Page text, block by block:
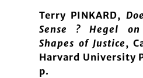
Terry PINKARD,
Sense ? Hegel
Shapes of Justice,
Harvard University
p.